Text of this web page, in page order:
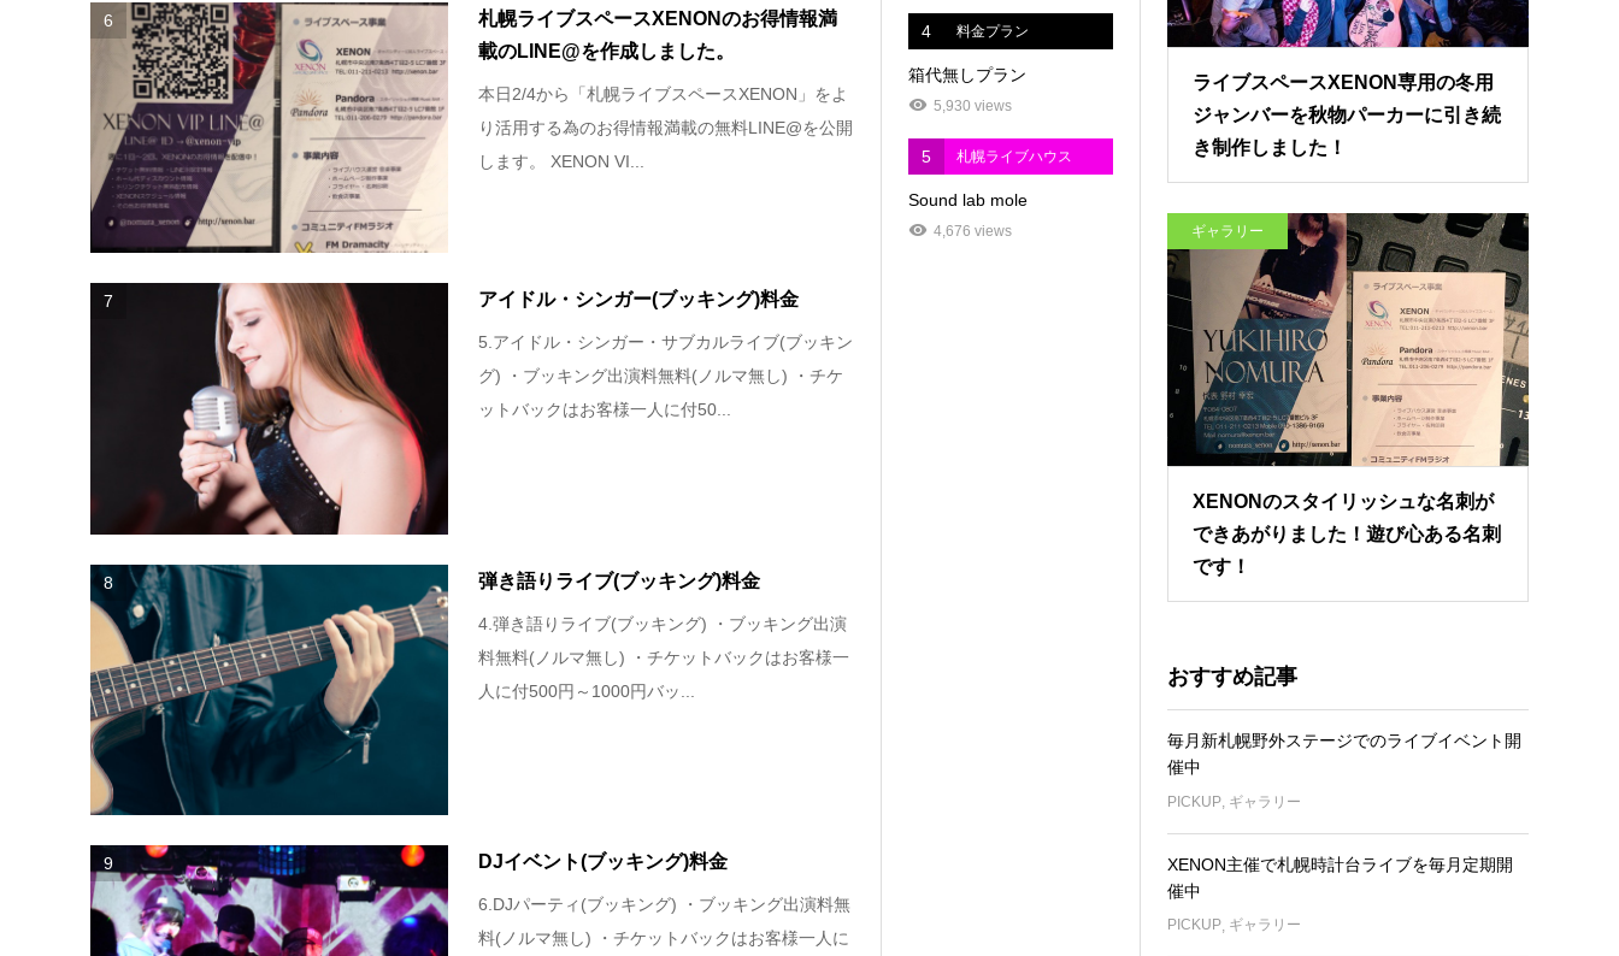
6
札幌ライブスペースXENONのお得情報満
載のLINE@を作成しました。
本日2/4から「札幌ライブスペースXENON」をよ
り活用する為のお得情報満載の無料LINE@を公開
します。‬ ‪XENON VI...
7 アイドル・シンガー(ブッキング)料金
5.アイドル・シンガー・サブカルライブ(ブッキン
グ) ・ブッキング出演料無料(ノルマ無し) ・チケ
ットバックはお客様一人に付50...
8 弾き語りライブ(ブッキング)料金
4.弾き語りライブ(ブッキング) ・ブッキング出演
料無料(ノルマ無し) ・チケットバックはお客様一
人に付500円～1000円バッ...
9 DJイベント(ブッキング)料金
6.DJパーティ(ブッキング) ・ブッキング出演料無
料(ノルマ無し) ・チケットバックはお客様一人に
4 料金プラン
箱代無しプラン
5,930 views
5 札幌ライブハウス
Sound lab mole
4,676 views
ライブスペースXENON専用の冬用
ジャンバーを秋物パーカーに引き続
き制作しました！
ギャラリー
XENONのスタイリッシュな名刺が
できあがりました！遊び心ある名刺
です！
おすすめ記事
毎月新札幌野外ステージでのライブイベント開
催中
PICKUP ギャラリー
XENON主催で札幌時計台ライブを毎月定期開
催中
PICKUP ギャラリー